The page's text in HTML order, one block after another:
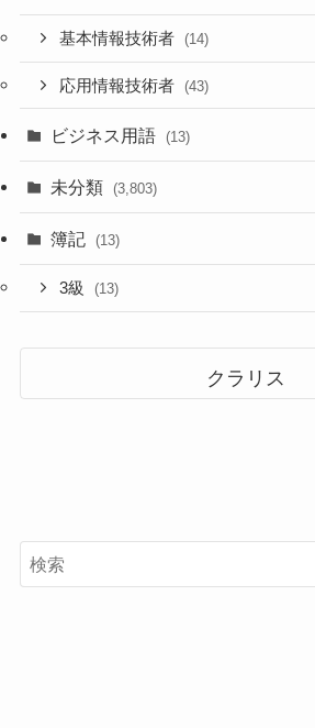
基本情報技術者 (14)
応用情報技術者 (43)
ビジネス用語 (13)
未分類 (3,803)
簿記 (13)
3級 (13)
クラリス